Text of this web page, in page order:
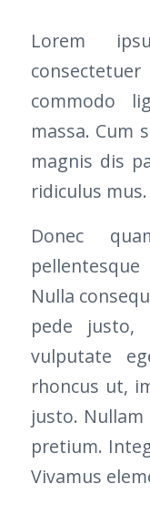
Lorem
commodo
massa. Cum
magnis dis
ridiculus mus.
Donec
Nulla
pede justo,
vulputate
rhoncus ut,
justo.
pretium.
Vivamus